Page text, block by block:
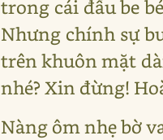
trong cái đầu be
Nhưng chính sự
trên khuôn mặt
nhé? Xin đừng!
Nàng ôm nhẹ bờ